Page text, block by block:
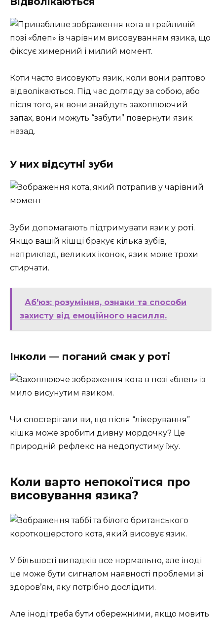
Коти часто висовують язик, коли вони раптово
відволікаються. Під час догляду за собою, або
після того, як вони знайдуть захоплюючий
запах, вони можуть “забути” повернути язик
назад.
У них відсутні зуби
Зуби допомагають підтримувати язик у роті.
Якщо вашій кішці бракує кілька зубів,
наприклад, великих іконок, язик може трохи
стирчати.
Аб'юз: розуміння, ознаки та способи
захисту від емоційного насилля.
Інколи — поганий смак у роті
Чи спостерігали ви, що після “лікерування”
кішка може зробити дивну мордочку? Це
природній рефлекс на недопустиму їжу.
Коли варто непокоїтися про
висовування язика?
У більшості випадків все нормально, але іноді
це може бути сигналом наявності проблеми зі
здоров’ям, яку потрібно дослідити.
Але іноді треба бути обережними, якщо мовить